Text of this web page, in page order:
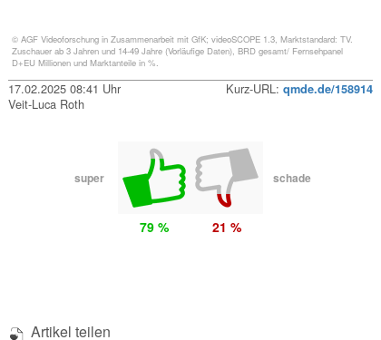
© AGF Videoforschung in Zusammenarbeit mit GfK; videoSCOPE 1.3, Marktstandard: TV.
Zuschauer ab 3 Jahren und 14-49 Jahre (Vorläufige Daten), BRD gesamt/ Fernsehpanel
D+EU Millionen und Marktanteile in %.
17.02.2025 08:41 Uhr Kurz-URL: qmde.de/158914
Veit-Luca Roth
super schade
79 % 21 %
Artikel teilen